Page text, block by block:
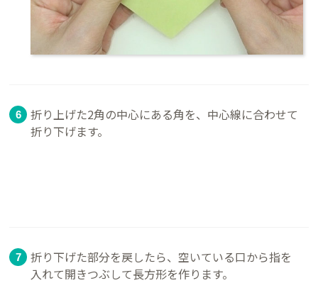
折り上げた2角の中心にある角を、中心線に合わせて
折り下げます。
折り下げた部分を戻したら、空いている口から指を
入れて開きつぶして長方形を作ります。